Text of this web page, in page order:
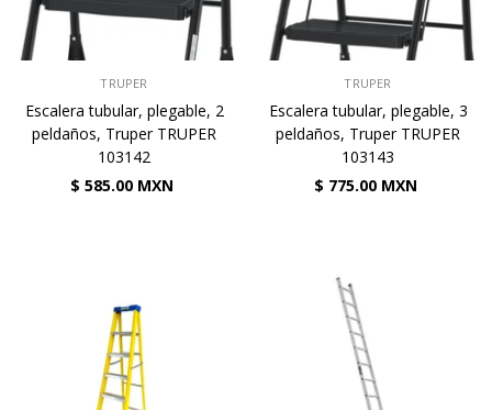
TRUPER
Escalera tubular, plegable, 2
peldaños, Truper TRUPER
103142
$ 585.00 MXN
TRUPER
Escalera tubular, plegable, 3
peldaños, Truper TRUPER
103143
$ 775.00 MXN